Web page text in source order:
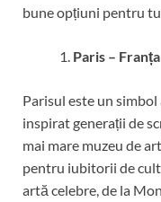
bune opțiuni pentru
Paris – Franța
Parisul este un
inspirat generații de
mai mare muzeu de
pentru iubitorii de
artă celebre, de la